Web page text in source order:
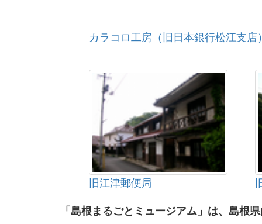
カラコロ工房（旧日本銀行松江支店
旧江津郵便局
「島根まるごとミュージアム」は、島根